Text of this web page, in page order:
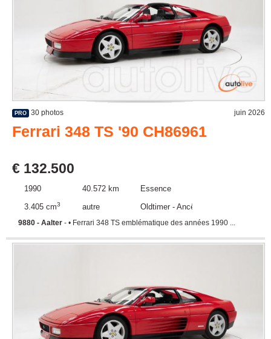
PRO 30 photos juin 2026
Ferrari 348 TS '90 CH86961
€ 132.500
1990 40.572 km
Essence
3.405 cm3 autre Oldtimer - Ancêtre
9880 - Aalter - • Ferrari 348 TS emblématique des années 1990 ...